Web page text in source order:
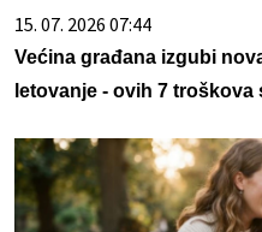
15. 07. 2026 07:44
Većina građana izgubi
letovanje - ovih 7